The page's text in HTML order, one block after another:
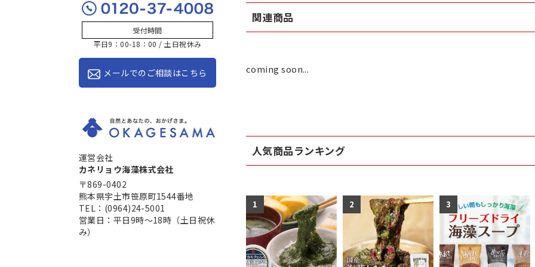
関連商品
coming soon...
人気商品ランキング
1 2 3
受付時間
平日9：00-18：00 / 土日祝休み
メールでのご相談はこちら
運営会社
カネリョウ海藻株式会社
〒869-0402
熊本県宇土市笹原町1544番地
TEL：(0964)24-5001
営業日：平日9時～18時（土日祝休
み）